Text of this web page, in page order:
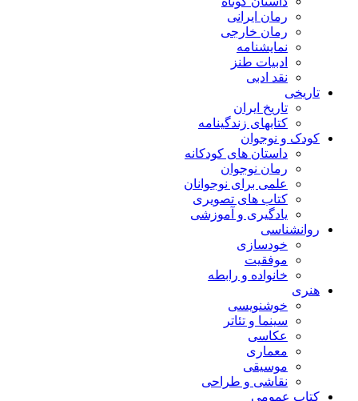
رمان ایرانی
رمان خارجی
نمایشنامه
ادبیات طنز
نقد ادبی
تاریخی
تاریخ ایران
کتابهای زندگینامه
کودک و نوجوان
داستان های کودکانه
رمان نوجوان
علمی برای نوجوانان
کتاب های تصویری
یادگیری و آموزشی
روانشناسی
خودسازی
موفقیت
خانواده و رابطه
هنری
خوشنویسی
سینما و تئاتر
عکاسی
معماری
موسیقی
نقاشی و طراحی
کتاب عمومی